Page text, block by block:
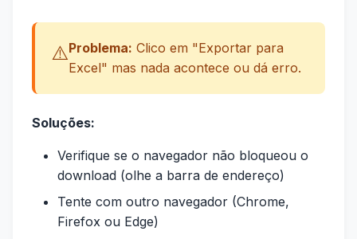
⚠️Problema: Clico em "Exportar para
Excel" mas nada acontece ou dá erro.
Soluções:
Verifique se o navegador não bloqueou o
download (olhe a barra de endereço)
Tente com outro navegador (Chrome,
Firefox ou Edge)